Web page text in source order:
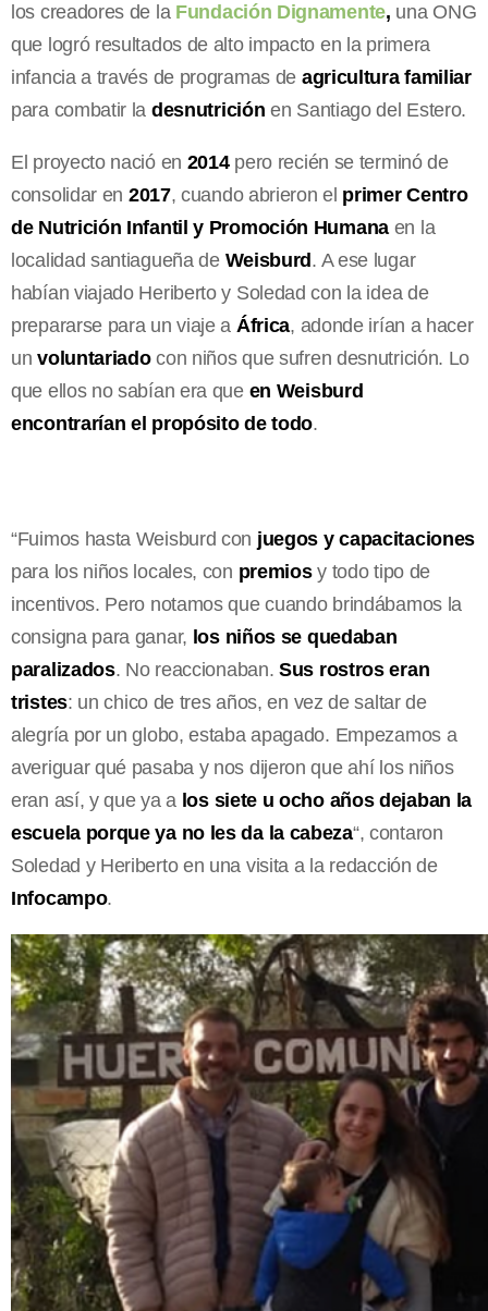
los creadores de la Fundación Dignamente, una ONG
que logró resultados de alto impacto en la primera
infancia a través de programas de agricultura familiar
para combatir la desnutrición en Santiago del Estero.
El proyecto nació en 2014pero recién se terminó de
consolidar en 2017, cuando abrieron el primer Centro
de Nutrición Infantil y Promoción Humana en la
localidad santiagueña de Weisburd. A ese lugar
habían viajado Heriberto y Soledad con la idea de
prepararse para un viaje a África, adonde irían a hacer
unvoluntariadocon niños que sufren desnutrición. Lo
que ellos no sabían era que en Weisburd
encontrarían el propósito de todo.
“Fuimos hasta Weisburd con juegos y capacitaciones
para los niños locales, con premiosy todo tipo de
incentivos. Pero notamos que cuando brindábamos la
consigna para ganar, los niños se quedaban
paralizados. No reaccionaban.Sus rostros eran
tristes: un chico de tres años, en vez de saltar de
alegría por un globo, estaba apagado. Empezamos a
averiguar qué pasaba y nos dijeron que ahí los niños
eran así, y que ya a los siete u ocho años dejaban la
escuela porque ya no les da la cabeza“, contaron
Soledad y Heriberto en una visita a la redacción de
Infocampo.